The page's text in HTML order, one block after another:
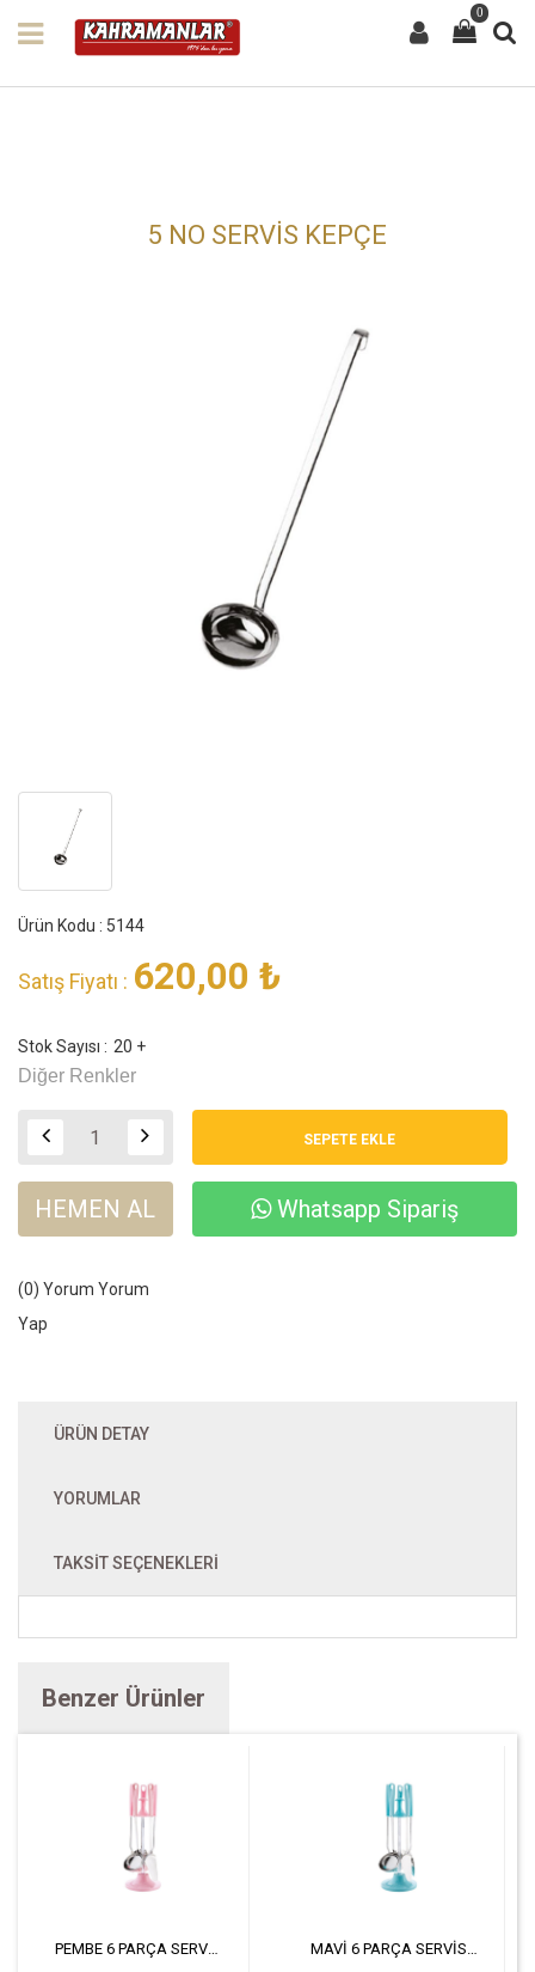
0
5 NO SERVİS KEPÇE
Ürün Kodu : 5144
Satış Fiyatı : 620,00 ₺
Stok Sayısı : 20 +
Diğer Renkler
HEMEN AL Whatsapp Sipariş
(0) Yorum Yorum
Yap
ÜRÜN DETAY
YORUMLAR
TAKSIT SEÇENEKLERI
Benzer Ürünler
PEMBE 6 PARÇA SERVİS SETİ MAVİ 6 PARÇA SERVİS SETİ